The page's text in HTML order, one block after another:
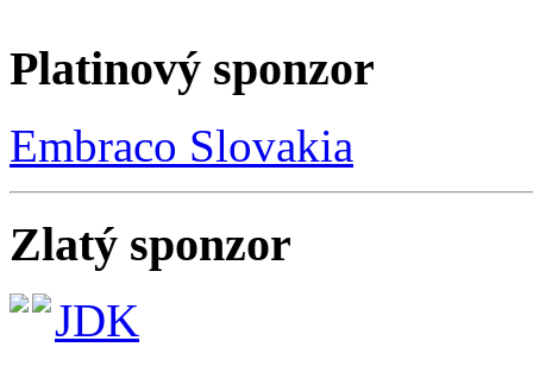
Platinový sponzor
Embraco Slovakia
Zlatý sponzor
JDK